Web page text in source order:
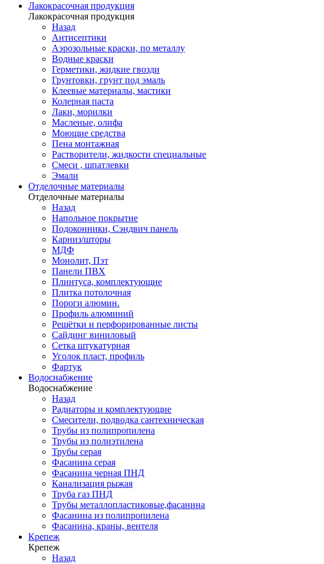
Лакокрасочная продукция
Лакокрасочная продукция
Назад
Антисептики
Аэрозольные краски, по металлу
Водные краски
Герметики, жидкие гвозди
Грунтовки, грунт под эмаль
Клеевые материалы, мастики
Колерная паста
Лаки, морилки
Масленые, олифа
Моющие средства
Пена монтажная
Растворители, жидкости специальные
Смеси , шпатлевки
Эмали
Отделочные материалы
Отделочные материалы
Назад
Напольное покрытие
Подоконники, Сэндвич панель
Карниз/шторы
МДФ
Монолит, Пэт
Панели ПВХ
Плинтуса, комплектующие
Плитка потолочная
Пороги алюмин.
Профиль алюминий
Решётки и перфорированные листы
Сайдинг виниловый
Сетка штукатурная
Уголок пласт, профиль
Фартук
Водоснабжение
Водоснабжение
Назад
Радиаторы и комплектующие
Смесители, подводка сантехническая
Трубы из полипропилена
Трубы из полиэтилена
Трубы серая
Фасанина серая
Фасанина черная ПНД
Канализация рыжая
Труба газ ПНД
Трубы металлопластиковые,фасанина
Фасанина из полипропилена
Фасанина, краны, вентеля
Крепеж
Крепеж
Назад